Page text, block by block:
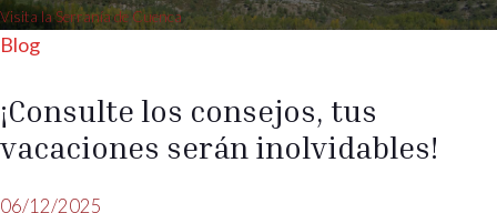
Visita la Serranía de Cuenca
Blog
¡Consulte los consejos, tus
vacaciones serán inolvidables!
06/12/2025